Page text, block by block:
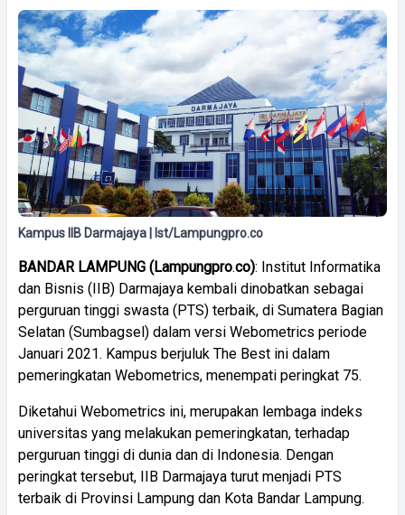
Kampus IIB Darmajaya | Ist/Lampungpro.co
BANDAR LAMPUNG (Lampungpro.co): Institut Informatika
dan Bisnis (IIB) Darmajaya kembali dinobatkan sebagai
perguruan tinggi swasta (PTS) terbaik, di Sumatera Bagian
Selatan (Sumbagsel) dalam versi Webometrics periode
Januari 2021. Kampus berjuluk The Best ini dalam
pemeringkatan Webometrics, menempati peringkat 75.
Diketahui Webometrics ini, merupakan lembaga indeks
universitas yang melakukan pemeringkatan, terhadap
perguruan tinggi di dunia dan di Indonesia. Dengan
peringkat tersebut, IIB Darmajaya turut menjadi PTS
terbaik di Provinsi Lampung dan Kota Bandar Lampung.